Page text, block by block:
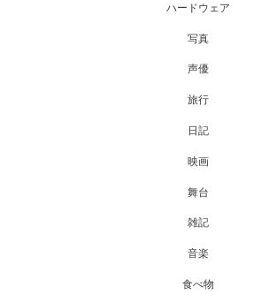
ハードウェア
写真
声優
旅行
日記
映画
舞台
雑記
音楽
食べ物